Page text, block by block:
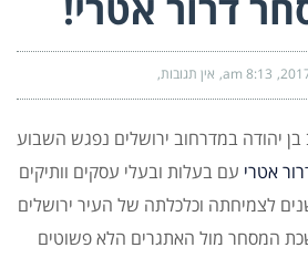
8:13 am אין תגובות
בן יהודה במדרחוב ירושלים נפגש השבוע
אטרי עם בעלות ובעלי עסקים וותיקים
לצמיחתה וכלכלתה של העיר ירושלים
המסחר מול האתגרים הלא פשוטים